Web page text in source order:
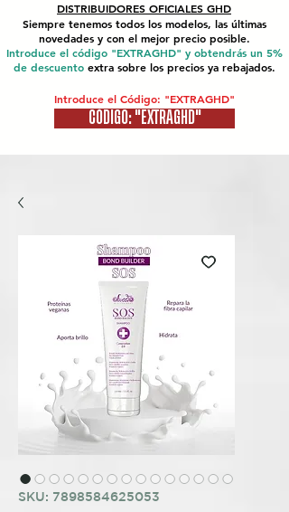
DISTRIBUIDORES OFICIALES GHD
Siempre tenemos todos los modelos, las últimas
novedades y con el mejor precio posible.
Introduce el código "EXTRAGHD" y obtendrás un 5%
de descuento extra sobre los precios ya rebajados.
Introduce el Código: "EXTRAGHD"
CÓDIGO: "EXTRAGHD"
SKU: 7898584625053